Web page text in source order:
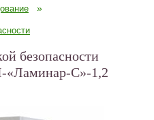
»
безопасности
С»-1,2